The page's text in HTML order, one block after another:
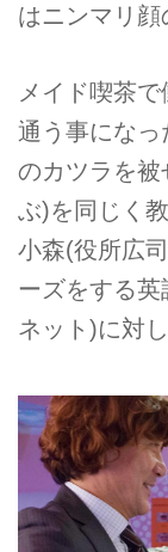
はニンマリ
メイド喫茶
通う事にな
のカツラを
ぶ)を同じく
小森(役所広
ーズをする英
ネット)に対